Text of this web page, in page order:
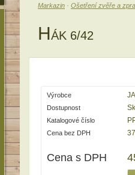
Markazin · Ošetření zvěře a
HÁK 6/42
Výrobce
Dostupnost
Katalogové číslo
Cena bez DPH
Cena s DPH